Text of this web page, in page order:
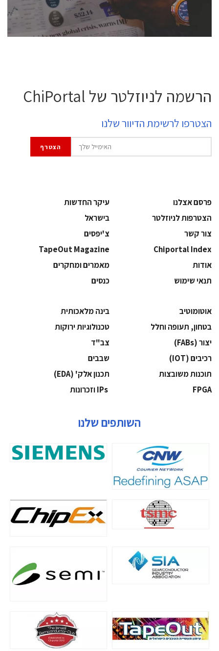
לחץ לפרטים
הרשמה לניוזלטר של ChiPortal
הצטרפו לרשימת הדיוור שלנו
פרסם אצלנו
עיקר החדשות
הצטרפות לניוזלטר
בישראל
צור קשר
צ'יפסים
Chiportal Index
TapeOut Magazine
אודות
מאמרים ומחקרים
תנאי שימוש
כנסים
אוטומוטיב
בינה מלאכותית
בטחון, תעופה וחלל
‫טכנולוגיות ירוקות‬
‫יצור (‪(FABs‬‬
‫צב"ד‬
‫רכיבים‬ (IOT)
‫שבבים‬
‫תוכנות משובצות‬
‫תכנון אלק' (‪(EDA‬‬
‫‪FPGA‬‬
השותפים שלנו